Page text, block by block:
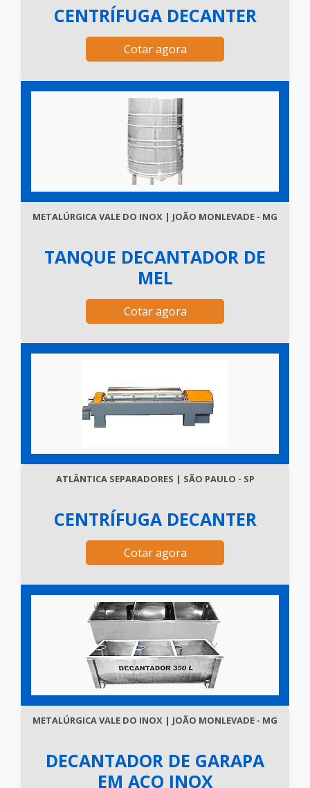
CENTRÍFUGA DECANTER
Cotar agora
METALÚRGICA VALE DO INOX | JOÃO MONLEVADE - MG
TANQUE DECANTADOR DE
MEL
Cotar agora
ATLÂNTICA SEPARADORES | SÃO PAULO - SP
CENTRÍFUGA DECANTER
Cotar agora
METALÚRGICA VALE DO INOX | JOÃO MONLEVADE - MG
DECANTADOR DE GARAPA
EM AÇO INOX